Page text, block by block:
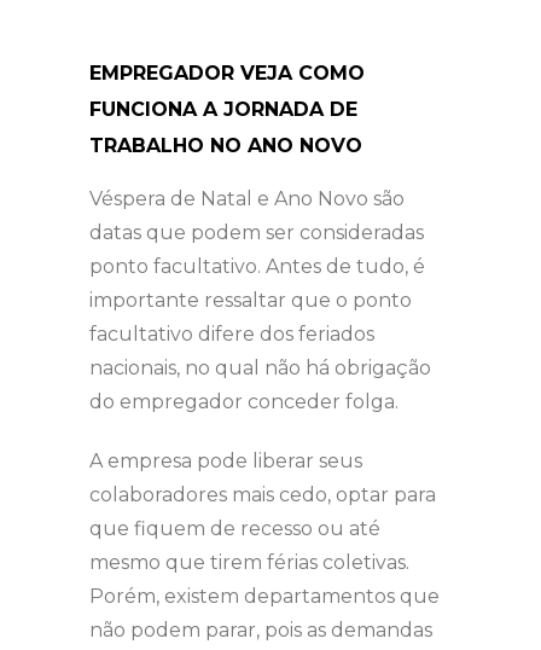
EMPREGADOR VEJA COMO
FUNCIONA A JORNADA DE
TRABALHO NO ANO NOVO
Véspera de Natal e Ano Novo são
datas que podem ser consideradas
ponto facultativo. Antes de tudo, é
importante ressaltar que o ponto
facultativo difere dos feriados
nacionais, no qual não há obrigação
do empregador conceder folga.
A empresa pode liberar seus
colaboradores mais cedo, optar para
que fiquem de recesso ou até
mesmo que tirem férias coletivas.
Porém, existem departamentos que
não podem parar, pois as demandas